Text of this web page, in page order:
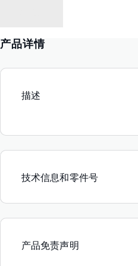
产品详情
描述
技术信息和零件号
产品免责声明